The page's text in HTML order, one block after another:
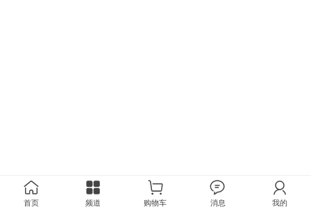
首页 频道 购物车 消息 我的